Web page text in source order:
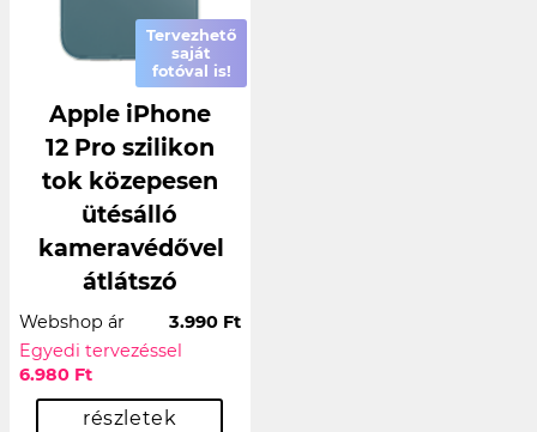
Tervezhető
saját
fotóval is!
Apple iPhone
12 Pro szilikon
tok közepesen
ütésálló
kameravédővel
átlátszó
Webshop ár
3.990 Ft
Egyedi tervezéssel
6.980 Ft
részletek